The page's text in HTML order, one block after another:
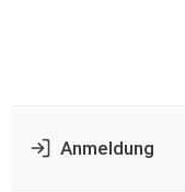
Anmeldung